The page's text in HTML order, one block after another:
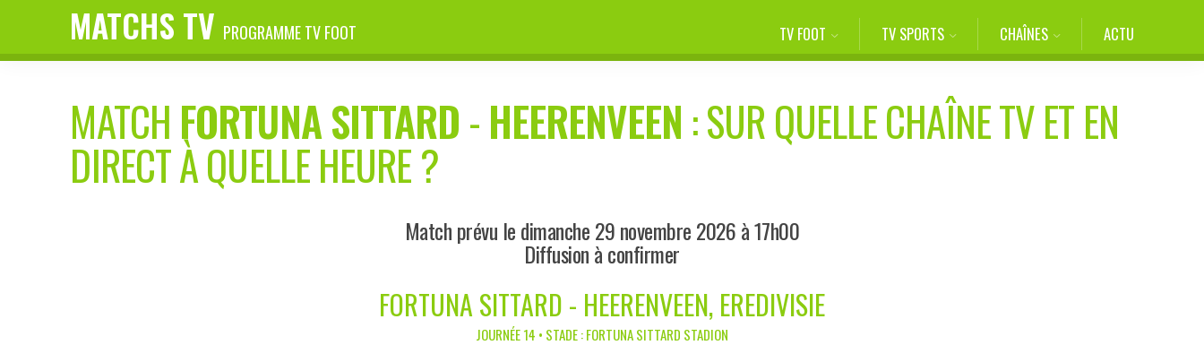
MATCHS TV PROGRAMME TV FOOT TV FOOT TV SPORTS CHAÎNES ACTU
MATCH FORTUNA SITTARD-HEERENVEEN : SUR QUELLE CHAÎNE TV ET EN
DIRECT À QUELLE HEURE ?
Match prévu le dimanche 29 novembre 2026 à 17h00
Diffusion à confirmer
FORTUNA SITTARD - HEERENVEEN, EREDIVISIE
JOURNÉE 14 • STADE : FORTUNA SITTARD STADION